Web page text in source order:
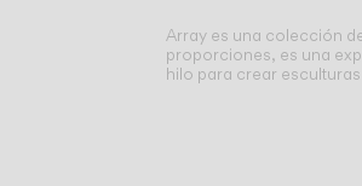
Array es una colección
proporciones, es una
hilo para crear